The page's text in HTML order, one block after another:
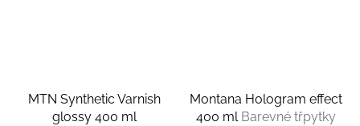
MTN Synthetic Varnish
glossy 400 ml
Montana Hologram effect
400 ml Barevné třpytky